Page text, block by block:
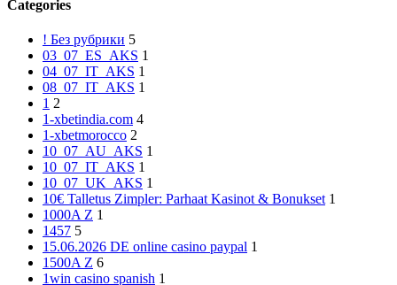
Categories
! Без рубрики 5
03_07_ES_AKS 1
04_07_IT_AKS 1
08_07_IT_AKS 1
1 2
1-xbetindia.com 4
1-xbetmorocco 2
10_07_AU_AKS 1
10_07_IT_AKS 1
10_07_UK_AKS 1
10€ Talletus Zimpler: Parhaat Kasinot & Bonukset 1
1000A Z 1
1457 5
15.06.2026 DE online casino paypal 1
1500A Z 6
1win casino spanish 1